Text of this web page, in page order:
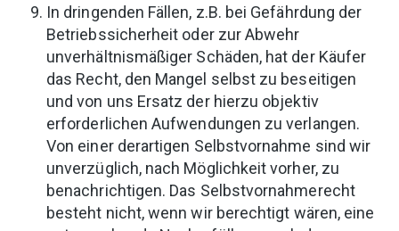
In dringenden Fällen, z.B. bei Gefährdung der
Betriebssicherheit oder zur Abwehr
unverhältnismäßiger Schäden, hat der Käufer
das Recht, den Mangel selbst zu beseitigen
und von uns Ersatz der hierzu objektiv
erforderlichen Aufwendungen zu verlangen.
Von einer derartigen Selbstvornahme sind wir
unverzüglich, nach Möglichkeit vorher, zu
benachrichtigen. Das Selbstvornahmerecht
besteht nicht, wenn wir berechtigt wären, eine